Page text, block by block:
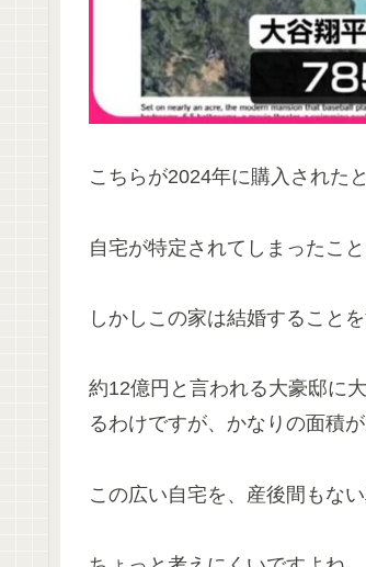
こちらが2024年に購入された
自宅が特定されてしまったこ
しかしこの家は結婚すること
約12億円と言われる大豪邸に
るわけですが、かなりの面積
この広い自宅を、産後間もな